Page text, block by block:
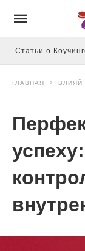
Статьи о
ГЛАВНАЯ ВЛИЯЙ